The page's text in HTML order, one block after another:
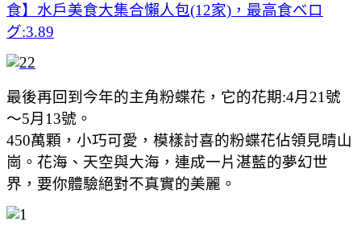
食】水戶美食大集合懶人包(12家)，最高食べロ
グ:3.89
最後再回到今年的主角粉蝶花，它的花期:4月21號
～5月13號。
450萬顆，小巧可愛，模樣討喜的粉蝶花佔領見晴山
崗。花海、天空與大海，連成一片湛藍的夢幻世
界，要你體驗絕對不真實的美麗。